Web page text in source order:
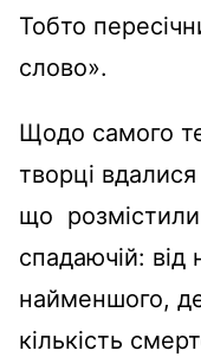
Тобто
слово».
Щодо самого
творці
що
спадаючій: від
найменшого,
кількість